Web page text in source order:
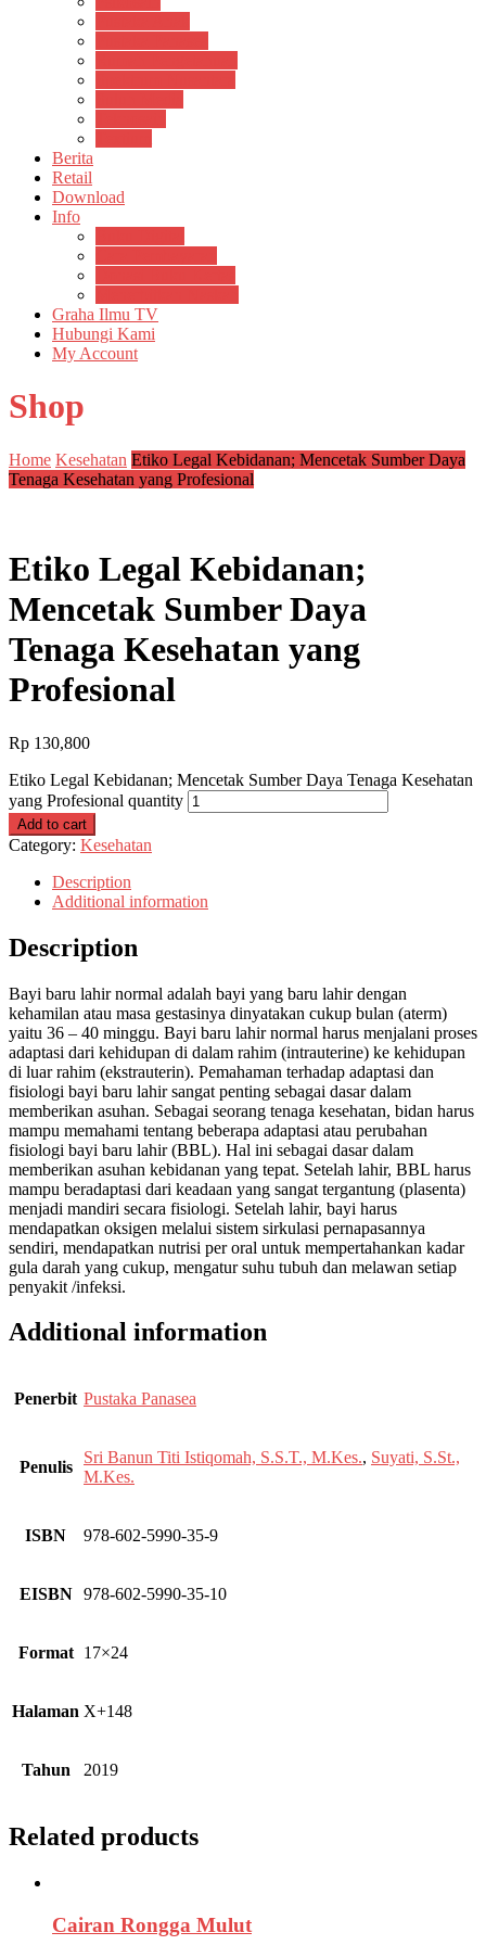
Berita
Retail
Download
Info
Graha Ilmu TV
Hubungi Kami
My Account
Shop
Home Kesehatan Etiko Legal Kebidanan; Mencetak Sumber Daya
Tenaga Kesehatan yang Profesional
Etiko Legal Kebidanan;
Mencetak Sumber Daya
Tenaga Kesehatan yang
Profesional
Rp 130,800
Etiko Legal Kebidanan; Mencetak Sumber Daya Tenaga Kesehatan
yang Profesional quantity
Add to cart
Category: Kesehatan
Description
Additional information
Description
Bayi baru lahir normal adalah bayi yang baru lahir dengan
kehamilan atau masa gestasinya dinyatakan cukup bulan (aterm)
yaitu 36 – 40 minggu. Bayi baru lahir normal harus menjalani proses
adaptasi dari kehidupan di dalam rahim (intrauterine) ke kehidupan
di luar rahim (ekstrauterin). Pemahaman terhadap adaptasi dan
fisiologi bayi baru lahir sangat penting sebagai dasar dalam
memberikan asuhan. Sebagai seorang tenaga kesehatan, bidan harus
mampu memahami tentang beberapa adaptasi atau perubahan
fisiologi bayi baru lahir (BBL). Hal ini sebagai dasar dalam
memberikan asuhan kebidanan yang tepat. Setelah lahir, BBL harus
mampu beradaptasi dari keadaan yang sangat tergantung (plasenta)
menjadi mandiri secara fisiologi. Setelah lahir, bayi harus
mendapatkan oksigen melalui sistem sirkulasi pernapasannya
sendiri, mendapatkan nutrisi per oral untuk mempertahankan kadar
gula darah yang cukup, mengatur suhu tubuh dan melawan setiap
penyakit /infeksi.
Additional information
Penerbit Pustaka Panasea
Penulis
Sri Banun Titi Istiqomah, S.S.T., M.Kes., Suyati, S.St.,
M.Kes.
ISBN 978-602-5990-35-9
EISBN 978-602-5990-35-10
Format 17×24
Halaman X+148
Tahun 2019
Related products
Cairan Rongga Mulut